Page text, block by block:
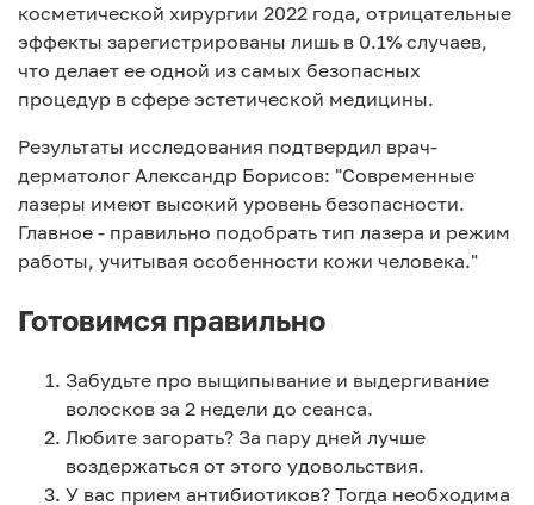
косметической хирургии 2022 года, отрицательные
эффекты зарегистрированы лишь в 0.1% случаев,
что делает ее одной из самых безопасных
процедур в сфере эстетической медицины.
Результаты исследования подтвердил врач-
дерматолог Александр Борисов: "Современные
лазеры имеют высокий уровень безопасности.
Главное - правильно подобрать тип лазера и режим
работы, учитывая особенности кожи человека."
Готовимся правильно
Забудьте про выщипывание и выдергивание
волосков за 2 недели до сеанса.
Любите загорать? За пару дней лучше
воздержаться от этого удовольствия.
У вас прием антибиотиков? Тогда необходима